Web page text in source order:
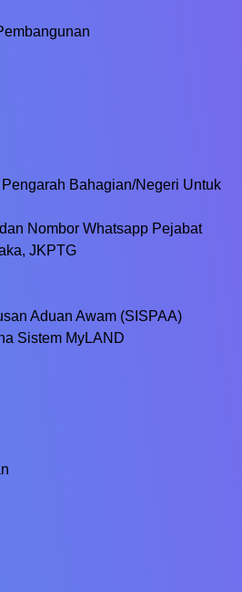
Bahagian/Negeri Untuk
Nombor Whatsapp Pejabat
JKPTG
Aduan Awam (SISPAA)
Sistem MyLAND